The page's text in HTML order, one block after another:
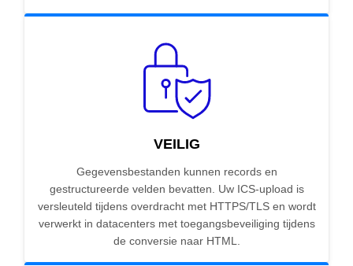
VEILIG
Gegevensbestanden kunnen records en
gestructureerde velden bevatten. Uw ICS-upload is
versleuteld tijdens overdracht met HTTPS/TLS en wordt
verwerkt in datacenters met toegangsbeveiliging tijdens
de conversie naar HTML.